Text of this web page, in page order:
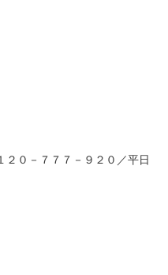
２０－７７７－９２０／平日